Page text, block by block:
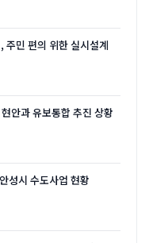
주민 편의 위한 실시설계
안과 유보통합 추진 상황
성시 수도사업 현황